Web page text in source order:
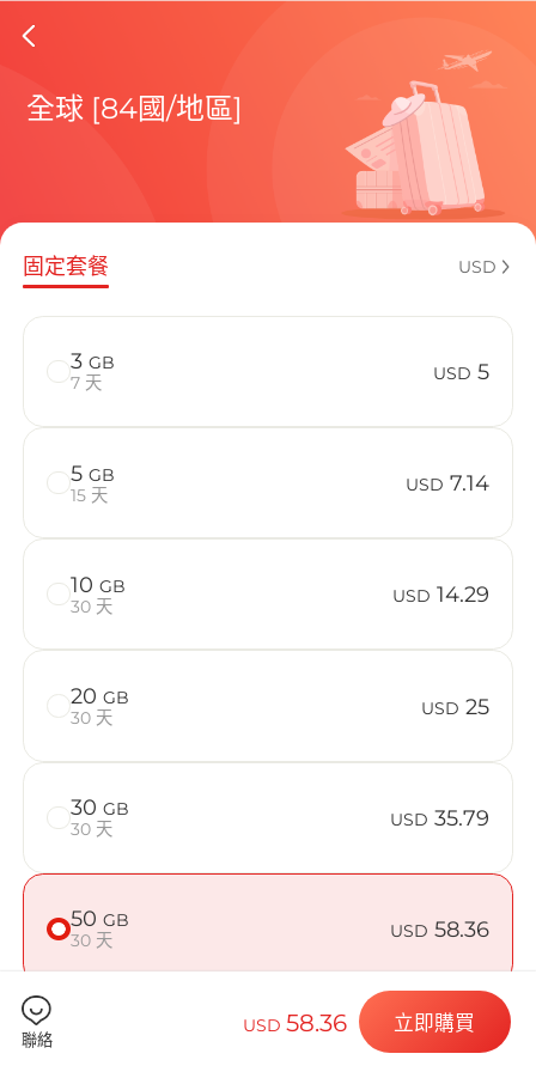
India
包含目前
如何享受
在 India
Billion
選擇您的目的
安裝您的
全球 [84國/地區]
固定套餐 USD
3 GB
7 天
USD 5
5 GB
15 天
USD 7.14
10 GB
30 天
USD 14.29
20 GB
30 天
USD 25
30 GB
30 天
USD 35.79
50 GB
30 天
USD 58.36
聯絡
USD58.36 立即購買